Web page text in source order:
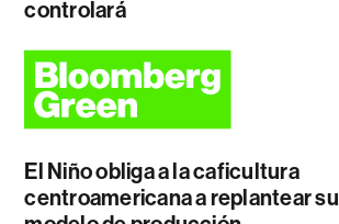
controlará
El Niño obliga a la caficultura
centroamericana a replantear su